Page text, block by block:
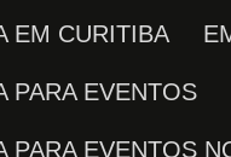
EM CURITIBA
PARA EVENTOS
PARA EVENTOS